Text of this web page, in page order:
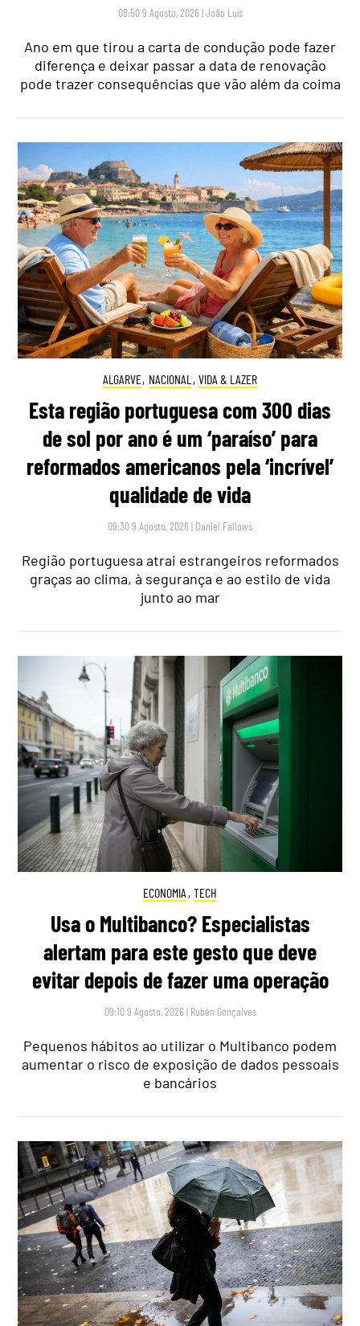
08:50 9 Agosto, 2026 |João Luís
Ano em que tirou a carta de condução pode fazer
diferença e deixar passar a data de renovação
pode trazer consequências que vão além da coima
ALGARVE, NACIONAL , VIDA & LAZER
Esta região portuguesa com 300 dias
de sol por ano é um ‘paraíso’ para
reformados americanos pela ‘incrível’
qualidade de vida
09:30 9 Agosto, 2026 | Daniel Fallows
Região portuguesa atrai estrangeiros reformados
graças ao clima, à segurança e ao estilo de vida
junto ao mar
ECONOMIA , TECH
Usa o Multibanco? Especialistas
alertam para este gesto que deve
evitar depois de fazer uma operação
09:10 9 Agosto, 2026 | Rubén Gonçalves
Pequenos hábitos ao utilizar o Multibanco podem
aumentar o risco de exposição de dados pessoais
e bancários